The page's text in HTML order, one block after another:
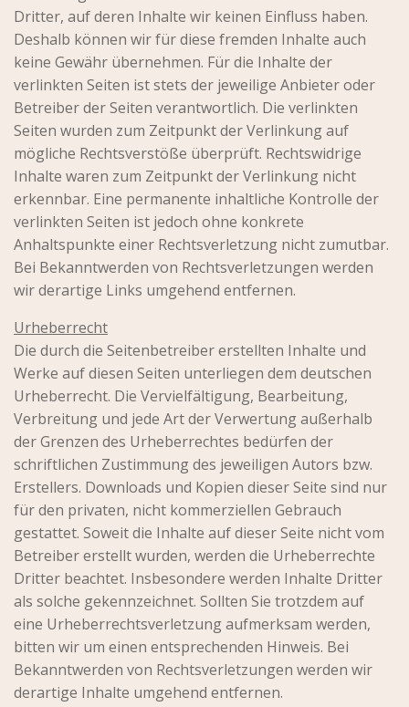
Dritter, auf deren Inhalte wir keinen Einfluss haben.
Deshalb können wir für diese fremden Inhalte auch
keine Gewähr übernehmen. Für die Inhalte der
verlinkten Seiten ist stets der jeweilige Anbieter oder
Betreiber der Seiten verantwortlich. Die verlinkten
Seiten wurden zum Zeitpunkt der Verlinkung auf
mögliche Rechtsverstöße überprüft. Rechtswidrige
Inhalte waren zum Zeitpunkt der Verlinkung nicht
erkennbar. Eine permanente inhaltliche Kontrolle der
verlinkten Seiten ist jedoch ohne konkrete
Anhaltspunkte einer Rechtsverletzung nicht zumutbar.
Bei Bekanntwerden von Rechtsverletzungen werden
wir derartige Links umgehend entfernen.
Urheberrecht
Die durch die Seitenbetreiber erstellten Inhalte und
Werke auf diesen Seiten unterliegen dem deutschen
Urheberrecht. Die Vervielfältigung, Bearbeitung,
Verbreitung und jede Art der Verwertung außerhalb
der Grenzen des Urheberrechtes bedürfen der
schriftlichen Zustimmung des jeweiligen Autors bzw.
Erstellers. Downloads und Kopien dieser Seite sind nur
für den privaten, nicht kommerziellen Gebrauch
gestattet. Soweit die Inhalte auf dieser Seite nicht vom
Betreiber erstellt wurden, werden die Urheberrechte
Dritter beachtet. Insbesondere werden Inhalte Dritter
als solche gekennzeichnet. Sollten Sie trotzdem auf
eine Urheberrechtsverletzung aufmerksam werden,
bitten wir um einen entsprechenden Hinweis. Bei
Bekanntwerden von Rechtsverletzungen werden wir
derartige Inhalte umgehend entfernen.